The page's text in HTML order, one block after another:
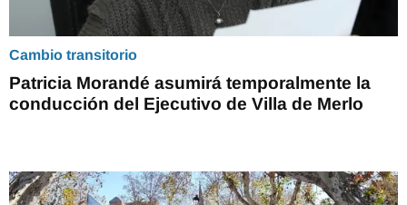
Cambio transitorio
Patricia Morandé asumirá temporalmente la
conducción del Ejecutivo de Villa de Merlo